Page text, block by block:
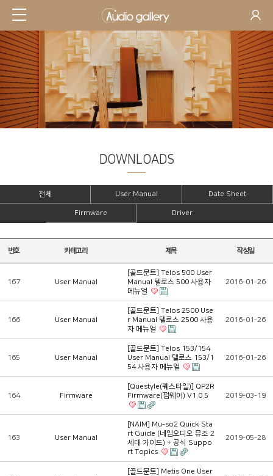
SUPPORT
DOWNLOADS
전체 User Manual Date Sheet
Firmware Driver
번호 카테고리 제목 작성일
167 User Manual
[골드문트] Telos 500 User
Manual 텔로스 500 사용자
메뉴얼
2016-01-26
166 User Manual
[골드문트] Telos 2500 Use
r Manual 텔로스 2500 사용
자 메뉴얼
2016-01-26
165 User Manual
[골드문트] Telos 153/154
User Manual 텔로스 153/1
54 사용자 메뉴얼
2016-01-26
164 Firmware
[Questyle(퀘스타일)] QP2R
Firmware(펌웨어) V1.0.5
2019-03-19
163 User Manual
[NAIM] Mu-so2 Quick Sta
rt Guide (네임오디오 뮤조 2
세대 가이드) + 공식 Suppo
rt Topics
2019-05-28
[골드문트] Metis One User